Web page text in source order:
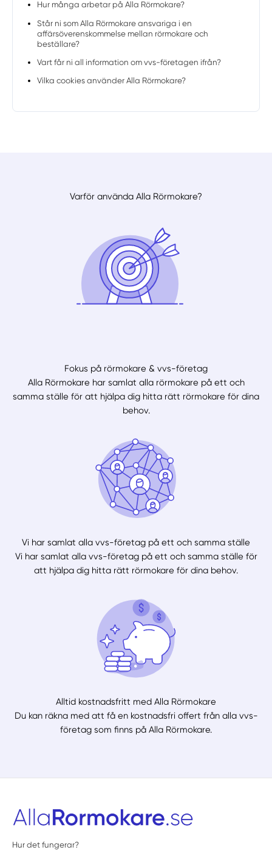
Hur många arbetar på Alla Rörmokare?
Står ni som Alla Rörmokare ansvariga i en
affärsöverenskommelse mellan rörmokare och
beställare?
Vart får ni all information om vvs-företagen ifrån?
Vilka cookies använder Alla Rörmokare?
Varför använda Alla Rörmokare?
Fokus på rörmokare & vvs-företag
Alla Rörmokare har samlat alla rörmokare på ett och
samma ställe för att hjälpa dig hitta rätt rörmokare för dina
behov.
Vi har samlat alla vvs-företag på ett och samma ställe
Vi har samlat alla vvs-företag på ett och samma ställe för
att hjälpa dig hitta rätt rörmokare för dina behov.
Alltid kostnadsfritt med Alla Rörmokare
Du kan räkna med att få en kostnadsfri offert från alla vvs-
företag som finns på Alla Rörmokare.
Hur det fungerar?